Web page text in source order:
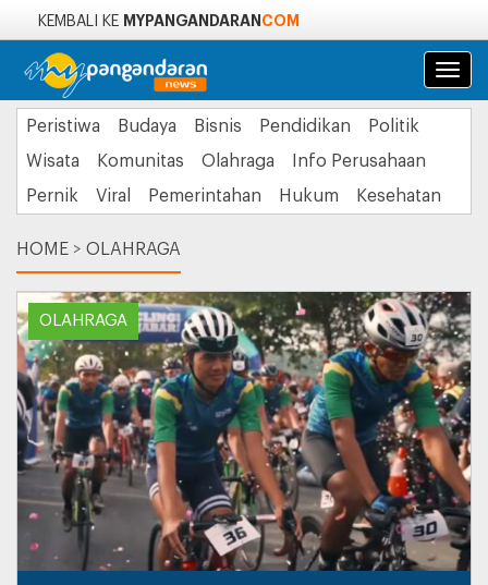
KEMBALI KE MYPANGANDARAN COM
Peristiwa Budaya Bisnis Pendidikan
Politik
Wisata
Komunitas Olahraga
Info Perusahaan
Pernik
Viral Pemerintahan Hukum Kesehatan
HOME > OLAHRAGA
OLAHRAGA